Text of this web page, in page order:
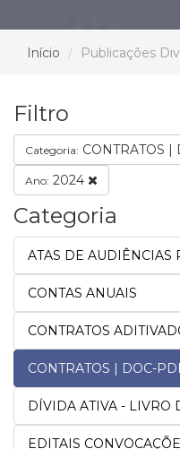
Início Publicações
Filtro
Categoria: CONTRATOS |
Ano: 2024
Categoria
ATAS DE AUDIÊNCIAS
CONTAS ANUAIS
CONTRATOS
CONTRATOS | DOC-
DÍVIDA ATIVA - LIVRO
EDITAIS